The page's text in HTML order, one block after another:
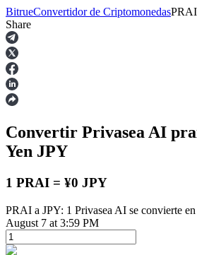
Futuros
Futuros del USDT
BitrueConvertidor de CriptomonedasPRAI
Share
Convertir Privasea AI
Yen JPY
1 PRAI = ¥0 JPY
PRAI a JPY: 1 Privasea AI se convierte
August 7 at 3:59 PM